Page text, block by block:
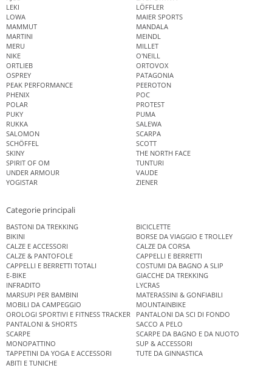
LEKI
LÖFFLER
LOWA
MAIER SPORTS
MAMMUT
MANDALA
MARTINI
MEINDL
MERU
MILLET
NIKE
O'NEILL
ORTLIEB
ORTOVOX
OSPREY
PATAGONIA
PEAK PERFORMANCE
PEEROTON
PHENIX
POC
POLAR
PROTEST
PUKY
PUMA
RUKKA
SALEWA
SALOMON
SCARPA
SCHÖFFEL
SCOTT
SKINY
THE NORTH FACE
SPIRIT OF OM
TUNTURI
UNDER ARMOUR
VAUDE
YOGISTAR
ZIENER
Categorie principali
BASTONI DA TREKKING
BICICLETTE
BIKINI
BORSE DA VIAGGIO E TROLLEY
CALZE E ACCESSORI
CALZE DA CORSA
CALZE & PANTOFOLE
CAPPELLI E BERRETTI
CAPPELLI E BERRETTI TOTALI
COSTUMI DA BAGNO A SLIP
E-BIKE
GIACCHE DA TREKKING
INFRADITO
LYCRAS
MARSUPI PER BAMBINI
MATERASSINI & GONFIABILI
MOBILI DA CAMPEGGIO
MOUNTAINBIKE
OROLOGI SPORTIVI E FITNESS TRACKER
PANTALONI DA SCI DI FONDO
PANTALONI & SHORTS
SACCO A PELO
SCARPE
SCARPE DA BAGNO E DA NUOTO
MONOPATTINO
SUP & ACCESSORI
TAPPETINI DA YOGA E ACCESSORI
TUTE DA GINNASTICA
ABITI E TUNICHE